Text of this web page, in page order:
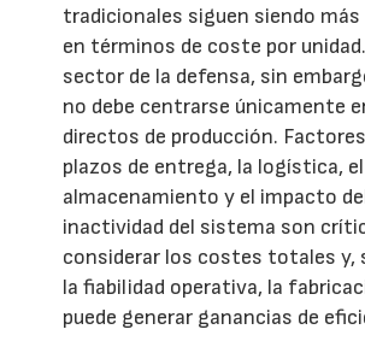
tradicionales siguen siendo
en términos de coste por
sector de la defensa, sin
no debe centrarse únicamente
directos de producción.
plazos de entrega, la logística, el
almacenamiento y el impacto
inactividad del sistema son
considerar los costes totales y,
la fiabilidad operativa, la
puede generar ganancias de